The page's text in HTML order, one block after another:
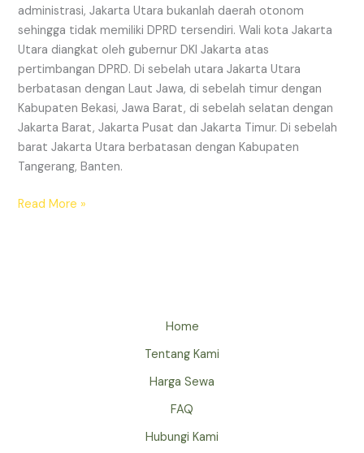
administrasi, Jakarta Utara bukanlah daerah otonom
sehingga tidak memiliki DPRD tersendiri. Wali kota Jakarta
Utara diangkat oleh gubernur DKI Jakarta atas
pertimbangan DPRD. Di sebelah utara Jakarta Utara
berbatasan dengan Laut Jawa, di sebelah timur dengan
Kabupaten Bekasi, Jawa Barat, di sebelah selatan dengan
Jakarta Barat, Jakarta Pusat dan Jakarta Timur. Di sebelah
barat Jakarta Utara berbatasan dengan Kabupaten
Tangerang, Banten.
Read More »
Home
Tentang Kami
Harga Sewa
FAQ
Hubungi Kami